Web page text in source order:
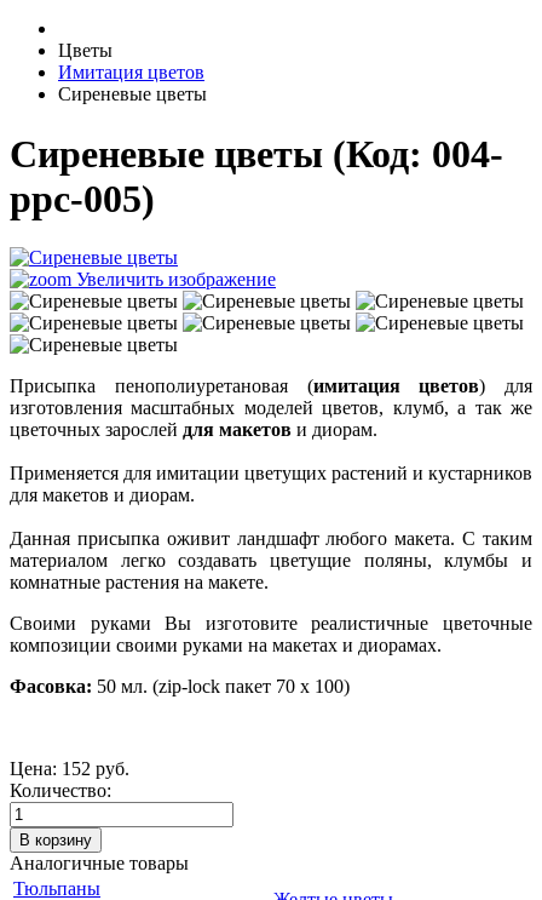
Цветы
Имитация цветов
Сиреневые цветы
Сиреневые цветы (Код: 004-
ppc-005)
Увеличить изображение
Присыпка пенополиуретановая (имитация цветов) для
изготовления масштабных моделей цветов, клумб, а так же
цветочных зарослей для макетов и диорам.
Применяется для имитации цветущих растений и кустарников
для макетов и диорам.
Данная присыпка оживит ландшафт любого макета. С таким
материалом легко создавать цветущие поляны, клумбы и
комнатные растения на макете.
Своими руками Вы изготовите реалистичные цветочные
композиции своими руками на макетах и диорамах.
Фасовка: 50 мл. (zip-lock пакет 70 х 100)
Цена: 152 руб.
Количество:
Аналогичные товары
Тюльпаны